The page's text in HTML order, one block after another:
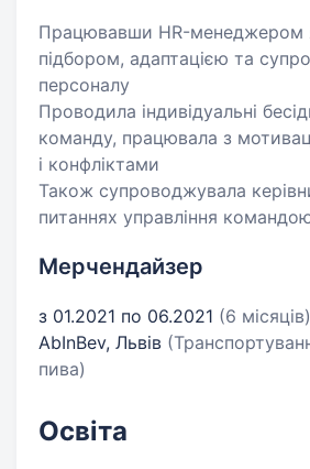
Працювавши HR-менеджером
підбором, адаптацією та
персоналу
Проводила індивідуальні
команду, працювала з
і конфліктами
Також супроводжувала
питаннях управління
Мерчендайзер
з 01.2021 по 06.2021 (6 місяців)
AbInBev, Львів
пива)
Освіта